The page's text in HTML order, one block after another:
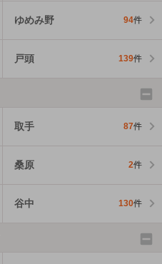
ゆめみ野 94件
戸頭 139件
取手 87件
桑原 2件
谷中 130件